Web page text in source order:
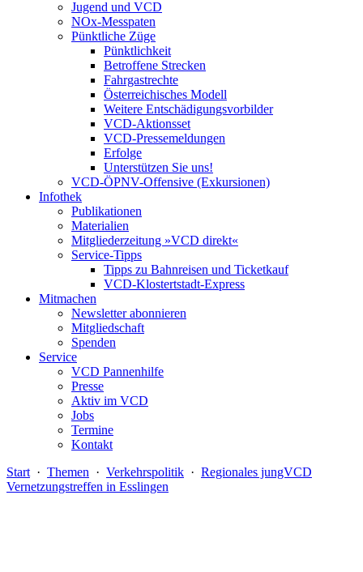
Jugend und VCD
NOx-Messpaten
Pünktliche Züge
Pünktlichkeit
Betroffene Strecken
Fahrgastrechte
Österreichisches Modell
Weitere Entschädigungsvorbilder
VCD-Aktionsset
VCD-Pressemeldungen
Erfolge
Unterstützen Sie uns!
VCD-ÖPNV-Offensive (Exkursionen)
Infothek
Publikationen
Materialien
Mitgliederzeitung »VCD direkt«
Service-Tipps
Tipps zu Bahnreisen und Ticketkauf
VCD-Klostertstadt-Express
Mitmachen
Newsletter abonnieren
Mitgliedschaft
Spenden
Service
VCD Pannenhilfe
Presse
Aktiv im VCD
Jobs
Termine
Kontakt
Start · Themen · Verkehrspolitik · Regionales jungVCD
Vernetzungstreffen in Esslingen